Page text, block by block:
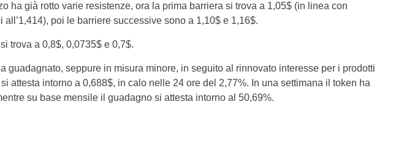
ha già rotto varie resistenze, ora la prima barriera si trova a 1,05$ (in linea con
all’1,414), poi le barriere successive sono a 1,10$ e 1,16$.
trova a 0,8$, 0,0735$ e 0,7$.
guadagnato, seppure in misura minore, in seguito al rinnovato interesse per i prodotti
attesta intorno a 0,688$, in calo nelle 24 ore del 2,77%. In una settimana il token ha
su base mensile il guadagno si attesta intorno al 50,69%.